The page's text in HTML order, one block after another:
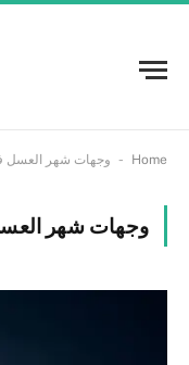
Home
- وجهات شهر العسل
وجهات شهر